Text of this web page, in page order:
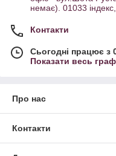
немає). 01033
Контакти
Сьогодні працює з
Показати весь
Про нас
Контакти